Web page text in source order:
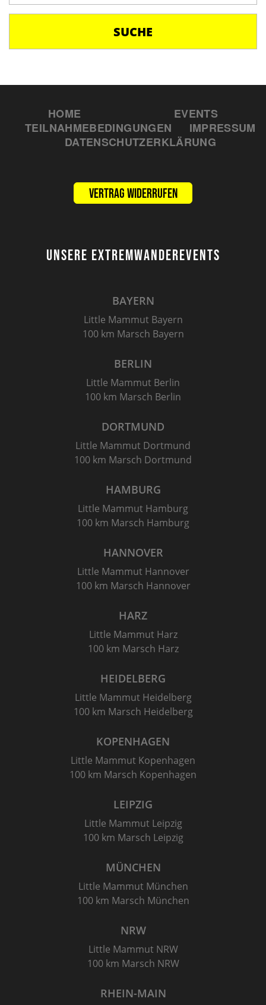
SUCHE
HOME
EVENTS
TEILNAHMEBEDINGUNGEN
IMPRESSUM
DATENSCHUTZERKLÄRUNG
Vertrag widerrufen
UNSERE EXTREMWANDEREVENTS
BAYERN
Little Mammut Bayern
100 km Marsch Bayern
BERLIN
Little Mammut Berlin
100 km Marsch Berlin
DORTMUND
Little Mammut Dortmund
100 km Marsch Dortmund
HAMBURG
Little Mammut Hamburg
100 km Marsch Hamburg
HANNOVER
Little Mammut Hannover
100 km Marsch Hannover
HARZ
Little Mammut Harz
100 km Marsch Harz
HEIDELBERG
Little Mammut Heidelberg
100 km Marsch Heidelberg
KOPENHAGEN
Little Mammut Kopenhagen
100 km Marsch Kopenhagen
LEIPZIG
Little Mammut Leipzig
100 km Marsch Leipzig
MÜNCHEN
Little Mammut München
100 km Marsch München
NRW
Little Mammut NRW
100 km Marsch NRW
RHEIN-MAIN